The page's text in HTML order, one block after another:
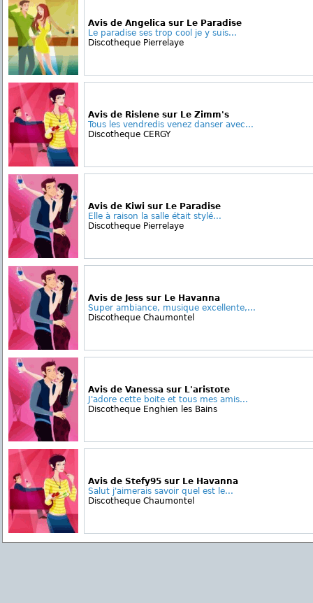
Avis de Angelica sur Le Paradise
Le paradise ses trop cool je y suis...
Discotheque Pierrelaye
Avis de Rislene sur Le Zimm's
Tous les vendredis venez danser avec...
Discotheque CERGY
Avis de Kiwi sur Le Paradise
Elle à raison la salle était stylé...
Discotheque Pierrelaye
Avis de Jess sur Le Havanna
Super ambiance, musique excellente,...
Discotheque Chaumontel
Avis de Vanessa sur L'aristote
J'adore cette boite et tous mes amis...
Discotheque Enghien les Bains
Avis de Stefy95 sur Le Havanna
Salut j'aimerais savoir quel est le...
Discotheque Chaumontel